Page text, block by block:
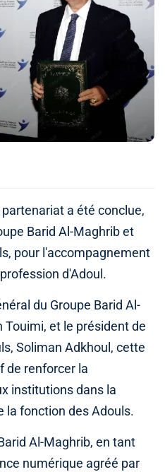
a été conclue,
Barid Al-Maghrib et
pour l'accompagnement
d'Adoul.
du Groupe Barid Al-
Touimi, et le président de
Soliman Adkhoul, cette
de renforcer la
institutions dans la
la fonction des Adouls.
Al-Maghrib, en tant
numérique agréé par